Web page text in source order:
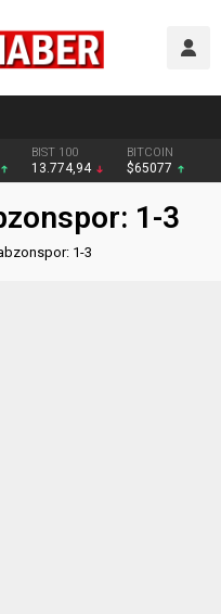
BIST 100
13.774,94
BITCOIN
$65077
1-3
1-3